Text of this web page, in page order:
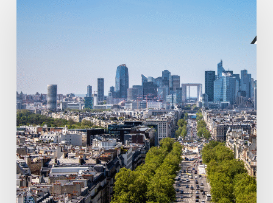
La
Défense
consultation
pour
l’entretien
et
la
valorisation
de
son
patrimoine